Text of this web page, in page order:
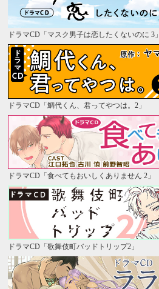
ドラマCD「マスク男子は恋したくないのに 3」
ドラマCD「鯛代くん、君ってやつは。2」
ドラマCD「食べてもおいしくありません 2」
ドラマCD「歌舞伎町バッドトリップ2」